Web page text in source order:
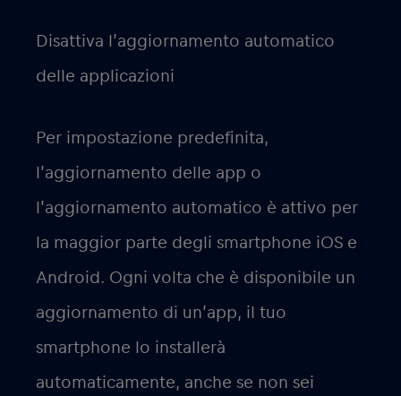
Disattiva l’aggiornamento automatico
delle applicazioni
Per impostazione predefinita,
l’aggiornamento delle app o
l’aggiornamento automatico è attivo per
la maggior parte degli smartphone iOS e
Android. Ogni volta che è disponibile un
aggiornamento di un’app, il tuo
smartphone lo installerà
automaticamente, anche se non sei